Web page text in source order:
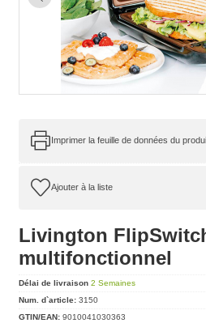
Imprimer la feuille de données du
Livington
multifonctionnel
Délai de livraison 2 Semaines
Num. d`article: 3150
GTIN/EAN: 9010041030363